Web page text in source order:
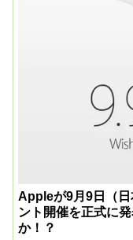
Appleが9月9日（
ント開催を正式に
か！？